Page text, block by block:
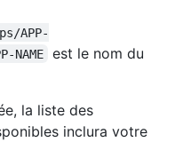
APP-
NAME
est le nom du
la liste des
inclura votre